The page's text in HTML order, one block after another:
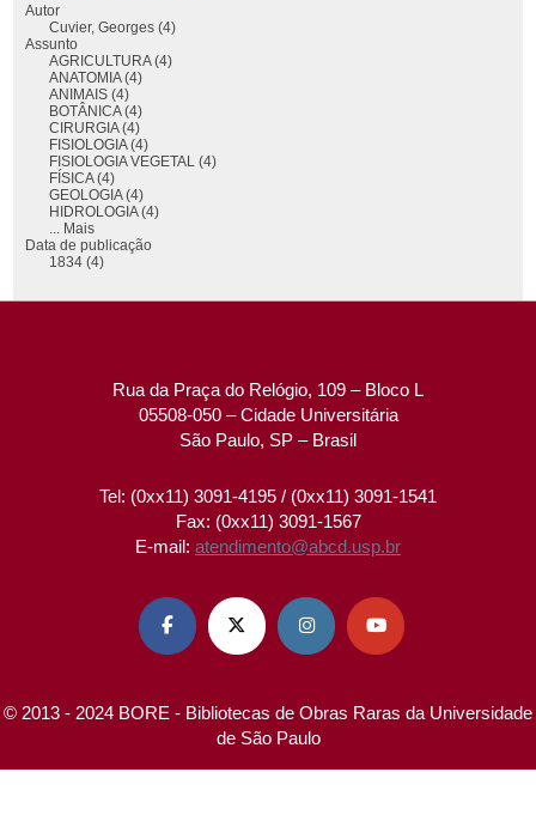
Autor
Cuvier, Georges (4)
Assunto
AGRICULTURA (4)
ANATOMIA (4)
ANIMAIS (4)
BOTÂNICA (4)
CIRURGIA (4)
FISIOLOGIA (4)
FISIOLOGIA VEGETAL (4)
FÍSICA (4)
GEOLOGIA (4)
HIDROLOGIA (4)
... Mais
Data de publicação
1834 (4)
Rua da Praça do Relógio, 109 – Bloco L
05508-050 – Cidade Universitária
São Paulo, SP – Brasil
Tel: (0xx11) 3091-4195 / (0xx11) 3091-1541
Fax: (0xx11) 3091-1567
E-mail: atendimento@abcd.usp.br
   
© 2013 - 2024 BORE - Bibliotecas de Obras Raras da Universidade
de São Paulo